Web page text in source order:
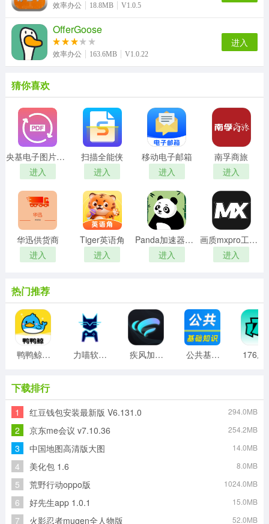
效率办公 18.8MB V1.0.5
OfferGoose
效率办公 163.6MB V1.0.22
进入
猜你喜欢
央基电子图片处理软件
进入
扫描全能侠
进入
移动电子邮箱
进入
南孚商旅
进入
华迅供货商
进入
Tiger英语角
进入
Panda加速器免费版
进入
画质mxpro工具最新版
进入
热门推荐
鸭鸭鲸云手机客户端 力喵软件最新版 疾风加速器免费版 公共基础知识刷题库
下载排行
1 红豆钱包安装最新版 V6.131.0 294.0MB
2 京东me会议 v7.10.36 254.2MB
3 中国地图高清版大图 14.0MB
4 美化包 1.6 8.0MB
5 荒野行动oppo版 1024.0MB
6 好先生app 1.0.1 15.0MB
7 火影忍者mugen全人物版 52.0MB